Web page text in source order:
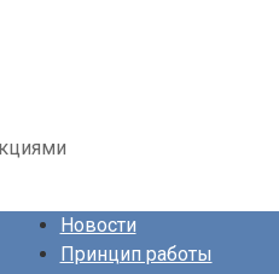
Новости
Принцип работы